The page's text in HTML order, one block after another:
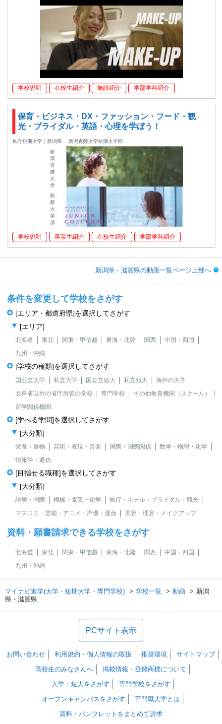
学校説明 在校生紹介 施設紹介 学部学科紹介
保育・ビジネス・DX・ファッション・フード・観
光・ブライダル・英語・心理を学ぼう！
私立短期大学｜新潟県 新潟青陵大学短期大学部
学校説明 卒業生紹介 在校生紹介 学部学科紹介
新潟県・滋賀県の動画一覧ページ上部へ
条件を変更して学校をさがす
[エリア・都道府県]を選択してさがす
[エリア]
北海道 東北 関東・甲信越 東海・北陸 関西
中国・四国
九州・沖縄
[学校の種類]を選択してさがす
国公立大学 私立大学 国公立短大 私立短大
海外の大学
文科省以外の省庁所管の学校
専門学校
その他教育機関（スクール）
留学関係機関
[学べる学問]を選択してさがす
[大分類]
栄養・食物 芸術・表現・音楽 国際・国際関係
数学・物理・化学
情報学・通信
[目指せる職種]を選択してさがす
[大分類]
語学・国際 機械・電気・化学
旅行・ホテル・ブライダル・観光
マスコミ・芸能・アニメ・声優・漫画
美容・理容・メイクアップ
資料・願書請求できる学校をさがす
北海道 東北 関東・甲信越 東海・北陸 関西
中国・四国
九州・沖縄
マイナビ進学(大学・短期大学・専門学校) 学校一覧 動画
新潟
県・滋賀県
PCサイト表示
お問い合わせ 利用規約・個人情報の取扱 推奨環境
サイトマップ
高校生のみなさんへ
掲載情報・登録商標について
大学・短大をさがす
専門学校をさがす
オープンキャンパスをさがす
専門職大学とは
資料・パンフレットをまとめて請求